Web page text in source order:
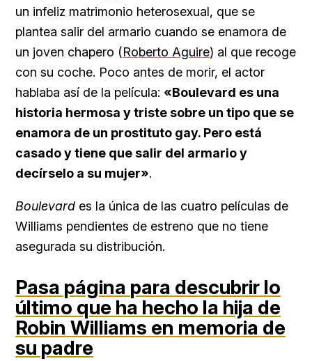
un infeliz matrimonio heterosexual, que se
plantea salir del armario cuando se enamora de
un joven chapero (Roberto Aguire) al que recoge
con su coche. Poco antes de morir, el actor
hablaba así de la película: «Boulevard es una
historia hermosa y triste sobre un tipo que se
enamora de un prostituto gay. Pero está
casado y tiene que salir del armario y
decírselo a su mujer».
Boulevard es la única de las cuatro películas de
Williams pendientes de estreno que no tiene
asegurada su distribución.
Pasa página para descubrir lo
último que ha hecho la hija de
Robin Williams en memoria de
su padre